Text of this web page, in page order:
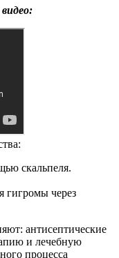
скальпеля.
гигромы через
антисептические
и лечебную
процесса